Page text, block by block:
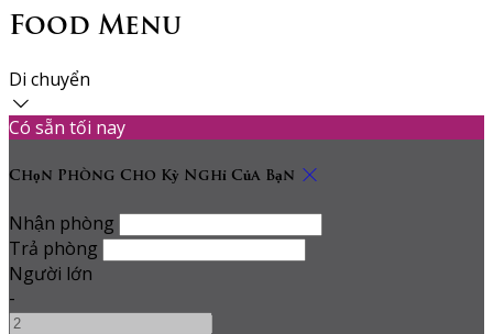
Food Menu
Di chuyển
Có sẵn tối nay
Chọn Phòng Cho Kỳ Nghỉ Của Bạn
Nhận phòng
Trả phòng
Người lớn
-